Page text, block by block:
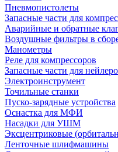
Пневмопистолеты
Запасные части для
Аварийные и обратные
Воздушные фильтры в
Манометры
Реле для компрессоров
Запасные части для
Электроинструмент
Точильные станки
Пуско-зарядные устройства
Оснастка для МФИ
Насадки для УШМ
Эксцентриковые
Ленточные шлифмашины